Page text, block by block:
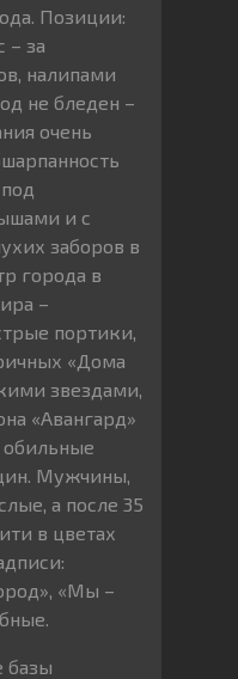
Позиции:
– за
налипами
не бледен –
очень
и с
заборов в
города в
–
портики,
«Дома
звездами,
«Авангард»
Мужчины,
а после 35
в цветах
«Мы –
базы